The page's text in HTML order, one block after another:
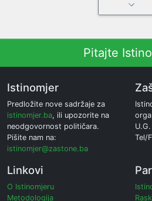
Pitajte
Istinomjer
Predložite nove sadržaje za
istinomjer.ba, ili upozorite na
neodgovornost političara.
Pišite nam na:
istinomjer@zastone.ba
Tel/
Linkovi
O Istinomjeru
Metodologija